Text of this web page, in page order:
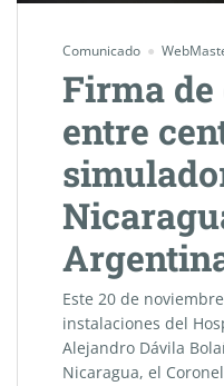
Comunicado
Firma
entre
Este 20 de
instalaciones del
Alejandro Dávila
Nicaragua, el